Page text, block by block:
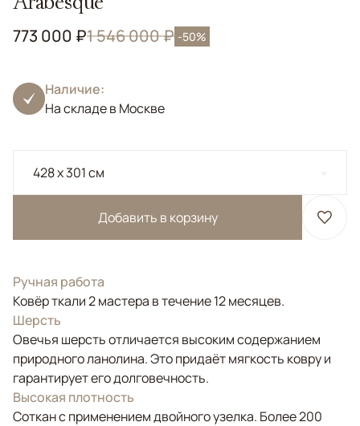
773 000 ₽1 546 000 ₽ -50%
Наличие:
На складе в Москве
428 x 301 см
Добавить в корзину
Ручная работа
Ковёр ткали 2 мастера в течение 12 месяцев.
Шерсть
Овечья шерсть отличается высоким содержанием
природного ланолина. Это придаёт мягкость ковру и
гарантирует его долговечность.
Высокая плотность
Соткан с применением двойного узелка. Более 200